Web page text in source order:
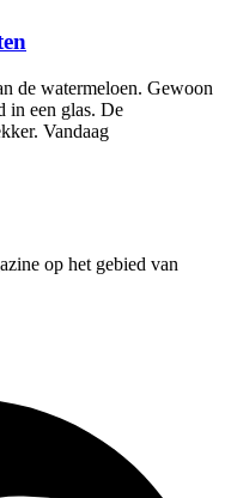
de watermeloen. Gewoon
in een glas. De
Vandaag
op het gebied van